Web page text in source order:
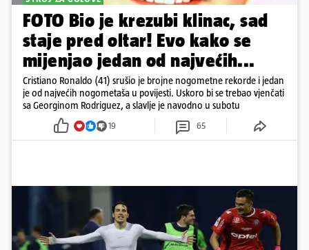
FOTO Bio je krezubi klinac, sad
staje pred oltar! Evo kako se
mijenjao jedan od najvećih...
Cristiano Ronaldo (41) srušio je brojne nogometne rekorde i jedan
je od najvećih nogometaša u povijesti. Uskoro bi se trebao vjenčati
sa Georginom Rodriguez, a slavlje je navodno u subotu
19 65